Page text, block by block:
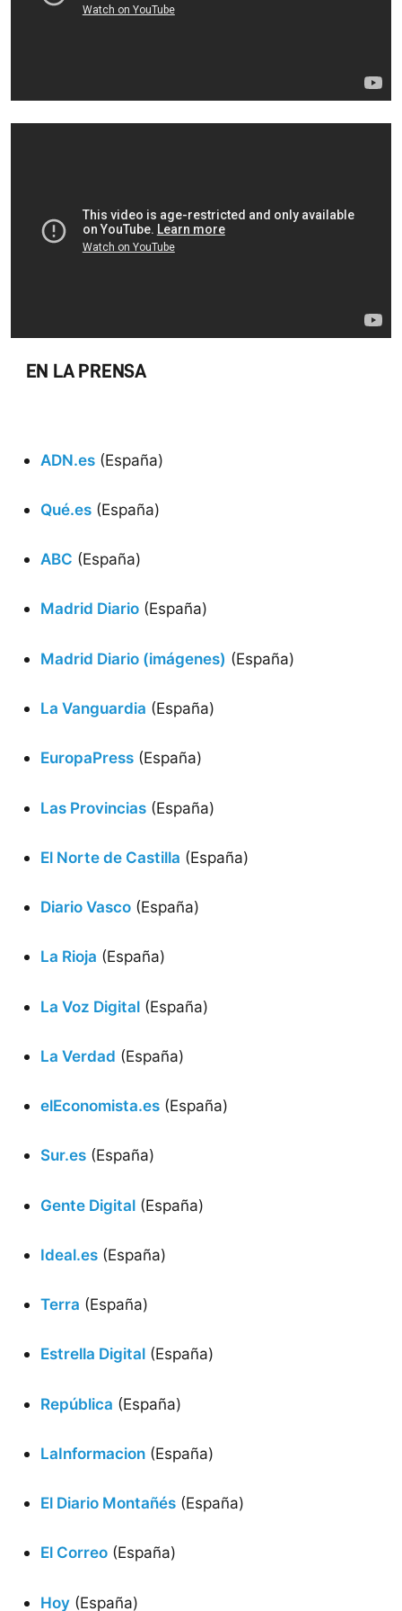
EN LA PRENSA
ADN.es (España)
Qué.es (España)
ABC (España)
Madrid Diario (España)
Madrid Diario (imágenes) (España)
La Vanguardia (España)
EuropaPress (España)
Las Provincias (España)
El Norte de Castilla (España)
Diario Vasco (España)
La Rioja (España)
La Voz Digital (España)
La Verdad (España)
elEconomista.es (España)
Sur.es (España)
Gente Digital (España)
Ideal.es (España)
Terra (España)
Estrella Digital (España)
República (España)
LaInformacion (España)
El Diario Montañés (España)
El Correo (España)
Hoy (España)